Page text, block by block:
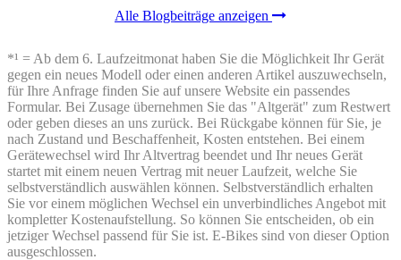
Alle Blogbeiträge anzeigen
*¹ = Ab dem 6. Laufzeitmonat haben Sie die Möglichkeit Ihr Gerät
gegen ein neues Modell oder einen anderen Artikel auszuwechseln,
für Ihre Anfrage finden Sie auf unsere Website ein passendes
Formular. Bei Zusage übernehmen Sie das "Altgerät" zum Restwert
oder geben dieses an uns zurück. Bei Rückgabe können für Sie, je
nach Zustand und Beschaffenheit, Kosten entstehen. Bei einem
Gerätewechsel wird Ihr Altvertrag beendet und Ihr neues Gerät
startet mit einem neuen Vertrag mit neuer Laufzeit, welche Sie
selbstverständlich auswählen können. Selbstverständlich erhalten
Sie vor einem möglichen Wechsel ein unverbindliches Angebot mit
kompletter Kostenaufstellung. So können Sie entscheiden, ob ein
jetziger Wechsel passend für Sie ist. E-Bikes sind von dieser Option
ausgeschlossen.